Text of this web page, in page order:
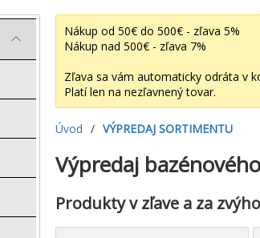
Nákup od 50€ do 500€ - zľava 5%
Nákup nad 500€ - zľava 7%
Zľava sa vám automaticky odráta v
Platí len na nezľavnený tovar.
Úvod / VÝPREDAJ SORTIMENTU
Výpredaj
Produkty v zľave a za